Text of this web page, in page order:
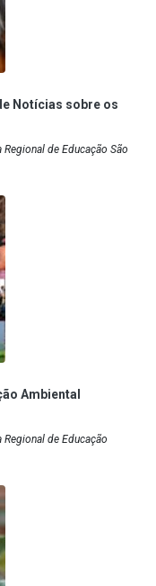
Notícias sobre os
de Educação São
Ambiental
de Educação